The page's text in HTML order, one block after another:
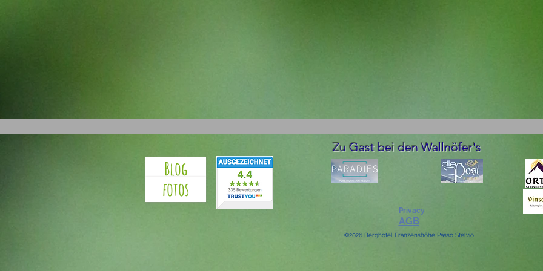
Blog
fotos
Zu Gast bei den Wallnöfer's
Privacy
AGB
©2026 Berghotel Franzenshöhe Passo Stelvio